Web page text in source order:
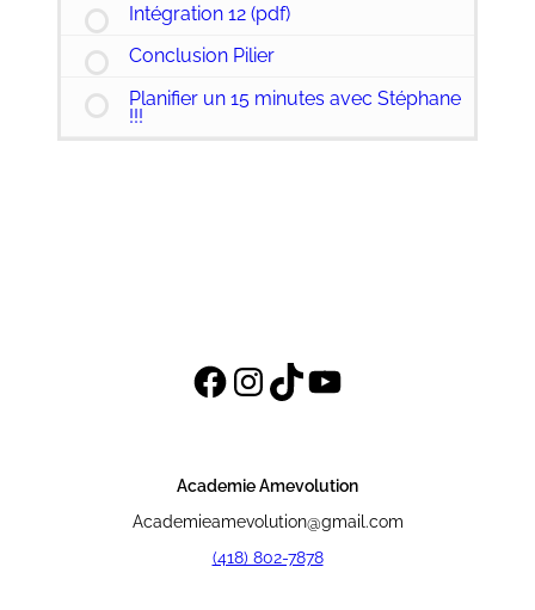
Intégration 12 (pdf)
Conclusion Pilier
Planifier un 15 minutes avec Stéphane
!!!
Facebook
Instagram
TikTok
YouTube
Academie Amevolution
Academieamevolution@gmail.com
(418) 802-7878